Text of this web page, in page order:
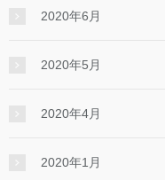
2020年6月
2020年5月
2020年4月
2020年1月